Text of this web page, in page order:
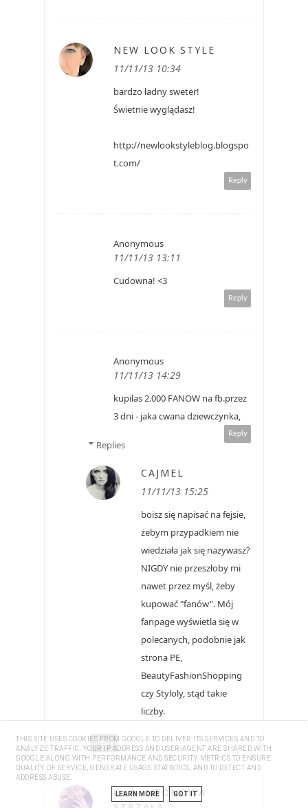
NEW LOOK STYLE
11/11/13 10:34
bardzo ładny sweter!
Świetnie wyglądasz!
http://newlookstyleblog.blogspo
t.com/
Reply
Anonymous
11/11/13 13:11
Cudowna! <3
Reply
Anonymous
11/11/13 14:29
kupilas 2.000 FANOW na fb.przez
3 dni - jaka cwana dziewczynka,
Reply
Replies
CAJMEL
11/11/13 15:25
boisz się napisać na fejsie,
żebym przypadkiem nie
wiedziała jak się nazywasz?
NIGDY nie przeszłoby mi
nawet przez myśl, żeby
kupować "fanów". Mój
fanpage wyświetla się w
polecanych, podobnie jak
strona PE,
BeautyFashionShopping
czy Styloly, stąd takie
liczby.
Reply
OLA- NEONOWA
THIS SITE USES COOKIES FROM GOOGLE TO DELIVER ITS SERVICES AND TO
ANALYZE TRAFFIC. YOUR IP ADDRESS AND USER-AGENT ARE SHARED WITH
GOOGLE ALONG WITH PERFORMANCE AND SECURITY METRICS TO ENSURE
QUALITY OF SERVICE, GENERATE USAGE STATISTICS, AND TO DETECT AND
ADDRESS ABUSE.
LEARN MORE GOT IT